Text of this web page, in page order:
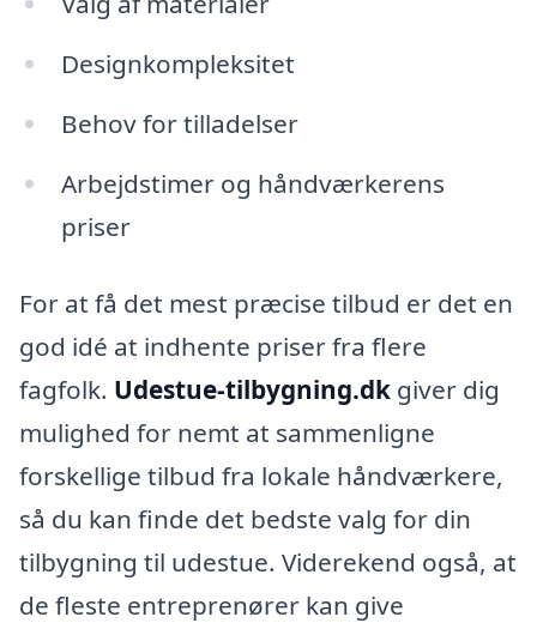
Designkompleksitet
Behov for tilladelser
Arbejdstimer og håndværkerens
priser
For at få det mest præcise tilbud er det en
god idé at indhente priser fra flere
fagfolk. Udestue-tilbygning.dk giver dig
mulighed for nemt at sammenligne
forskellige tilbud fra lokale håndværkere,
så du kan finde det bedste valg for din
tilbygning til udestue. Viderekend også, at
de fleste entreprenører kan give